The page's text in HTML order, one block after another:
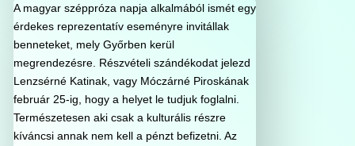
A magyar széppróza napja alkalmából ismét egy
érdekes reprezentatív eseményre invitállak
benneteket, mely Győrben kerül
megrendezésre. Részvételi szándékodat jelezd
Lenzsérné Katinak, vagy Móczárné Piroskának
február 25-ig, hogy a helyet le tudjuk foglalni.
Természetesen aki csak a kulturális részre
kíváncsi annak nem kell a pénzt befizetni. Az